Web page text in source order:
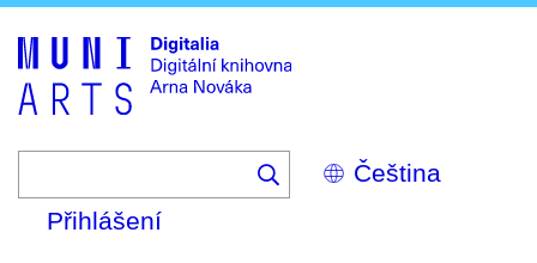
Select
your
Přihlášení